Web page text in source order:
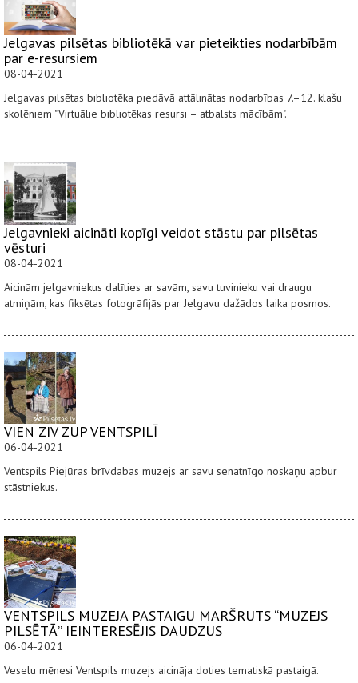
Jelgavas pilsētas bibliotēkā var pieteikties nodarbībām
par e-resursiem
08-04-2021
Jelgavas pilsētas bibliotēka piedāvā attālinātas nodarbības 7.–12. klašu
skolēniem "Virtuālie bibliotēkas resursi – atbalsts mācībām".
Jelgavnieki aicināti kopīgi veidot stāstu par pilsētas
vēsturi
08-04-2021
Aicinām jelgavniekus dalīties ar savām, savu tuvinieku vai draugu
atmiņām, kas fiksētas fotogrāfijās par Jelgavu dažādos laika posmos.
VIEN ZIV ZUP VENTSPILĪ
06-04-2021
Ventspils Piejūras brīvdabas muzejs ar savu senatnīgo noskaņu apbur
stāstniekus.
VENTSPILS MUZEJA PASTAIGU MARŠRUTS “MUZEJS
PILSĒTĀ” IEINTERESĒJIS DAUDZUS
06-04-2021
Veselu mēnesi Ventspils muzejs aicināja doties tematiskā pastaigā.